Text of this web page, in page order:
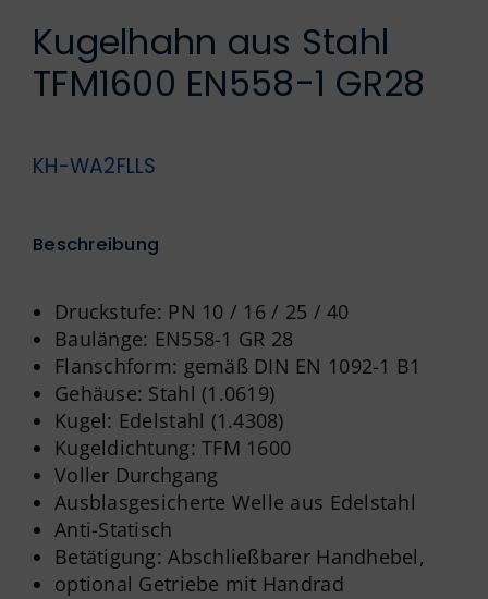
Kugelhahn aus Stahl
TFM1600 EN558-1 GR28
KH-WA2FLLS
Beschreibung
Druckstufe: PN 10 / 16 / 25 / 40
Baulänge: EN558-1 GR 28
Flanschform: gemäß DIN EN 1092-1 B1
Gehäuse: Stahl (1.0619)
Kugel: Edelstahl (1.4308)
Kugeldichtung: TFM 1600
Voller Durchgang
Ausblasgesicherte Welle aus Edelstahl
Anti-Statisch
Betätigung: Abschließbarer Handhebel,
optional Getriebe mit Handrad